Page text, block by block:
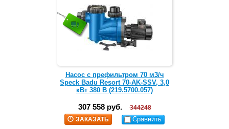
Насос с префильтром 70 м3/ч
Speck Badu Resort 70-AK-SSV, 3,0
кВт 380 В (219.5700.057)
307 558 руб.
344248
ЗАКАЗАТЬ
Сравнить